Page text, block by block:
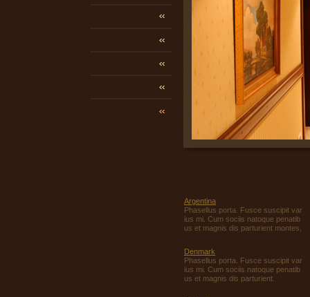
Argentina
Phasellus porta. Fusce suscipit var
ius mi. Cum sociis natoque penatib
us et magnis dis parturient montes,
Denmark
Phasellus porta. Fusce suscipit var
ius mi. Cum sociis natoque penatib
us et magnis dis parturient.